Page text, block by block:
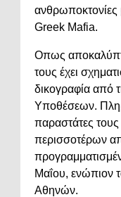
ανθρωποκτονίες
Greek Mafia.
Οπως
τους έχει
δικογραφία από
Υποθέσεων.
παραστάτες
περισσοτέρων
Μαΐου, ενώπιον
Αθηνών.